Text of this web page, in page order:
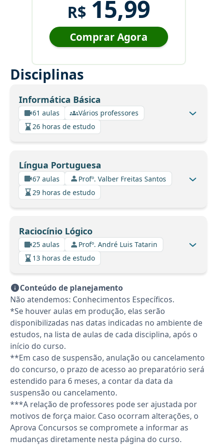
R$ 15,99
Comprar Agora
Disciplinas
Informática Básica
61 aulas
Vários professores
26 horas de estudo
Língua Portuguesa
67 aulas
Profº. Valber Freitas Santos
29 horas de estudo
Raciocínio Lógico
25 aulas
Profº. André Luis Tatarin
13 horas de estudo
Conteúdo de planejamento
Não atendemos: Conhecimentos Específicos.
*Se houver aulas em produção, elas serão
disponibilizadas nas datas indicadas no ambiente de
estudos, na lista de aulas de cada disciplina, após o
início do curso.
**Em caso de suspensão, anulação ou cancelamento
do concurso, o prazo de acesso ao preparatório será
estendido para 6 meses, a contar da data da
suspensão ou cancelamento.
***A relação de professores pode ser ajustada por
motivos de força maior. Caso ocorram alterações, o
Aprova Concursos se compromete a informar as
mudanças diretamente nesta página do curso.